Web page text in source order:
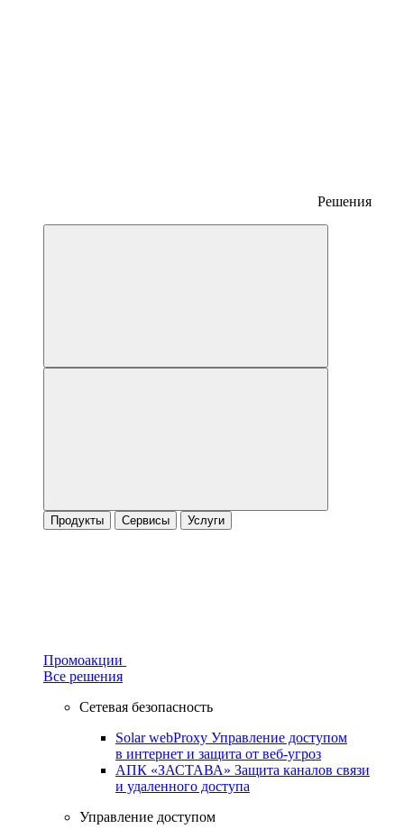
Решения
Продукты Сервисы Услуги
Промоакции
Все решения
Сетевая безопасность
Solar webProxy Управление доступом
в интернет и защита от веб-угроз
АПК «ЗАСТАВА» Защита каналов связи
и удаленного доступа
Управление доступом